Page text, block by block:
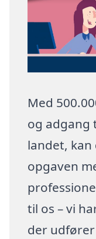
Med
og adgang
landet,
opgaven
til os – vi
der